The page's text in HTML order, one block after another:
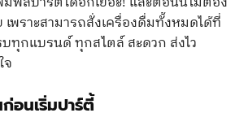
เพราะสามารถสั่งเครื่องดื่มทั้งหมดได้ที่
ทุกแบรนด์ ทุกสไตล์ สะดวก ส่งไว
อนเริ่มปาร์ตี้